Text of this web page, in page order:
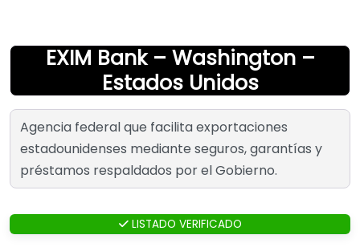
EXIM Bank – Washington –
Estados Unidos
Agencia federal que facilita exportaciones
estadounidenses mediante seguros, garantías y
préstamos respaldados por el Gobierno.
LISTADO VERIFICADO